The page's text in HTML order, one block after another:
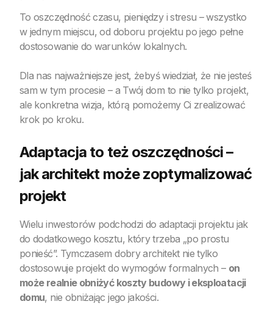
To oszczędność czasu, pieniędzy i stresu – wszystko
w jednym miejscu, od doboru projektu po jego pełne
dostosowanie do warunków lokalnych.
Dla nas najważniejsze jest, żebyś wiedział, że nie jesteś
sam w tym procesie – a Twój dom to nie tylko projekt,
ale konkretna wizja, którą pomożemy Ci zrealizować
krok po kroku.
Adaptacja to też oszczędności –
jak architekt może zoptymalizować
projekt
Wielu inwestorów podchodzi do adaptacji projektu jak
do dodatkowego kosztu, który trzeba „po prostu
ponieść”. Tymczasem dobry architekt nie tylko
dostosowuje projekt do wymogów formalnych – on
może realnie obniżyć koszty budowy i eksploatacji
domu, nie obniżając jego jakości.